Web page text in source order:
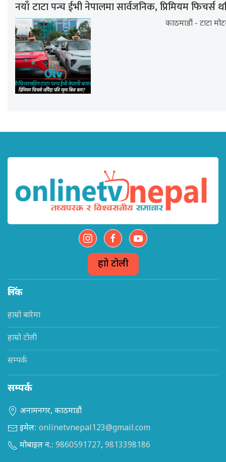
नयाँ टाटा पन्च ईभी नेपालमा सार्वजनिक, प्रिमियम
काठमाडौं - टाटा
हाम्रो टोली
लिंक
हाम्रो बारेमा
हाम्रो टोली
सम्पर्क
सम्पर्क
अनामनगर, काठमाडौं
इमेल: onlinetvnepal123@gmail.com
मोबाइल न.: 9860591727, 9813398186